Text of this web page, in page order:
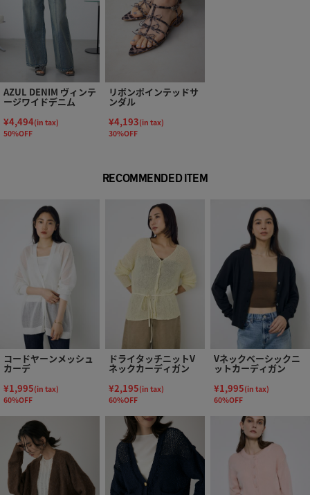
AZUL DENIM ヴィンテ
ージワイドデニム
¥4,494(in tax)
50%OFF
リボンポインテッドサ
ンダル
¥4,193(in tax)
30%OFF
RECOMMENDED ITEM
コードヤーンメッシュ
カーデ
¥1,995(in tax)
60%OFF
ドライタッチニットV
ネックカーディガン
¥2,195(in tax)
60%OFF
Vネックベーシックニ
ットカーディガン
¥1,995(in tax)
60%OFF